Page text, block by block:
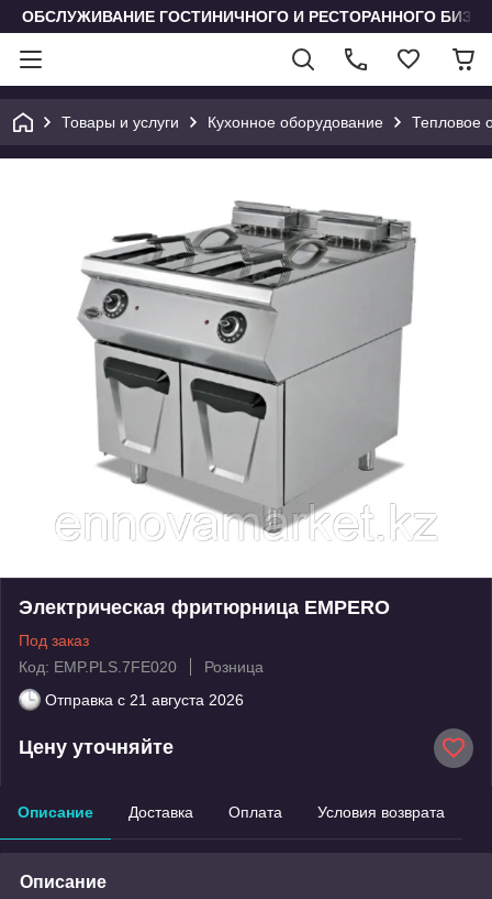
ОБСЛУЖИВАНИЕ ГОСТИНИЧНОГО И РЕСТОРАННОГО
Товары и услуги Кухонное оборудование Тепловое
Электрическая фритюрница EMPERO
Под заказ
Код: EMP.PLS.7FE020
Розница
Отправка с 21 августа 2026
Цену уточняйте
Описание Доставка Оплата Условия возврата
Описание